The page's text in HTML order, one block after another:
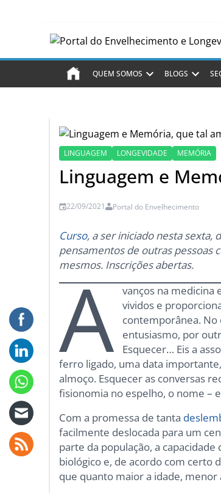
QUEM SOMOS BLOGS
LINGUAGEM LONGEVIDADE MEMÓRIA
Linguagem e
22/09/2021 Portal do Envelhecimento
Curso, a ser iniciado nesta sexta,
pensamentos de outras pessoas
mesmos. Inscrições abertas.
A
vanços na medicina
vividos e
contemporânea. No
entusiasmo, por
Esquecer… Eis a
ferro ligado, uma data
almoço. Esquecer as conversas
fisionomia no espelho, o nome –
Com a promessa de tanta
facilmente deslocada para um
parte da população, a
biológico e, de acordo com certo
que quanto maior a idade, menor